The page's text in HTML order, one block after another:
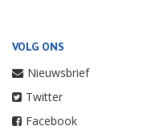
VOLG ONS
Nieuwsbrief
Twitter
Facebook